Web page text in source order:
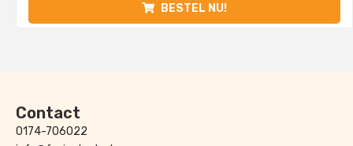
BESTEL NU!
Contact
0174-706022